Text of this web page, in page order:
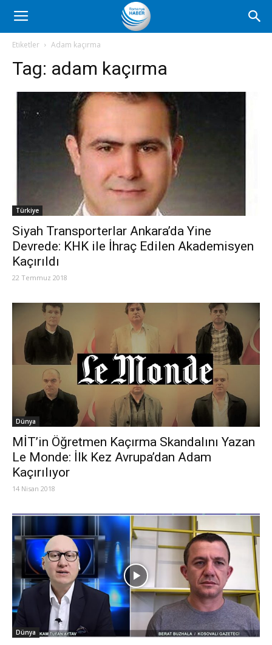
Romanya
Haber
Etiketler Adam kaçırma
Tag: adam kaçırma
Türkiye
Siyah Transporterlar Ankara’da Yine
Devrede: KHK ile İhraç Edilen Akademisyen
Kaçırıldı
22 Temmuz 2018
Dünya
MİT’in Öğretmen Kaçırma Skandalını Yazan
Le Monde: İlk Kez Avrupa’dan Adam
Kaçırılıyor
14 Nisan 2018
Dünya